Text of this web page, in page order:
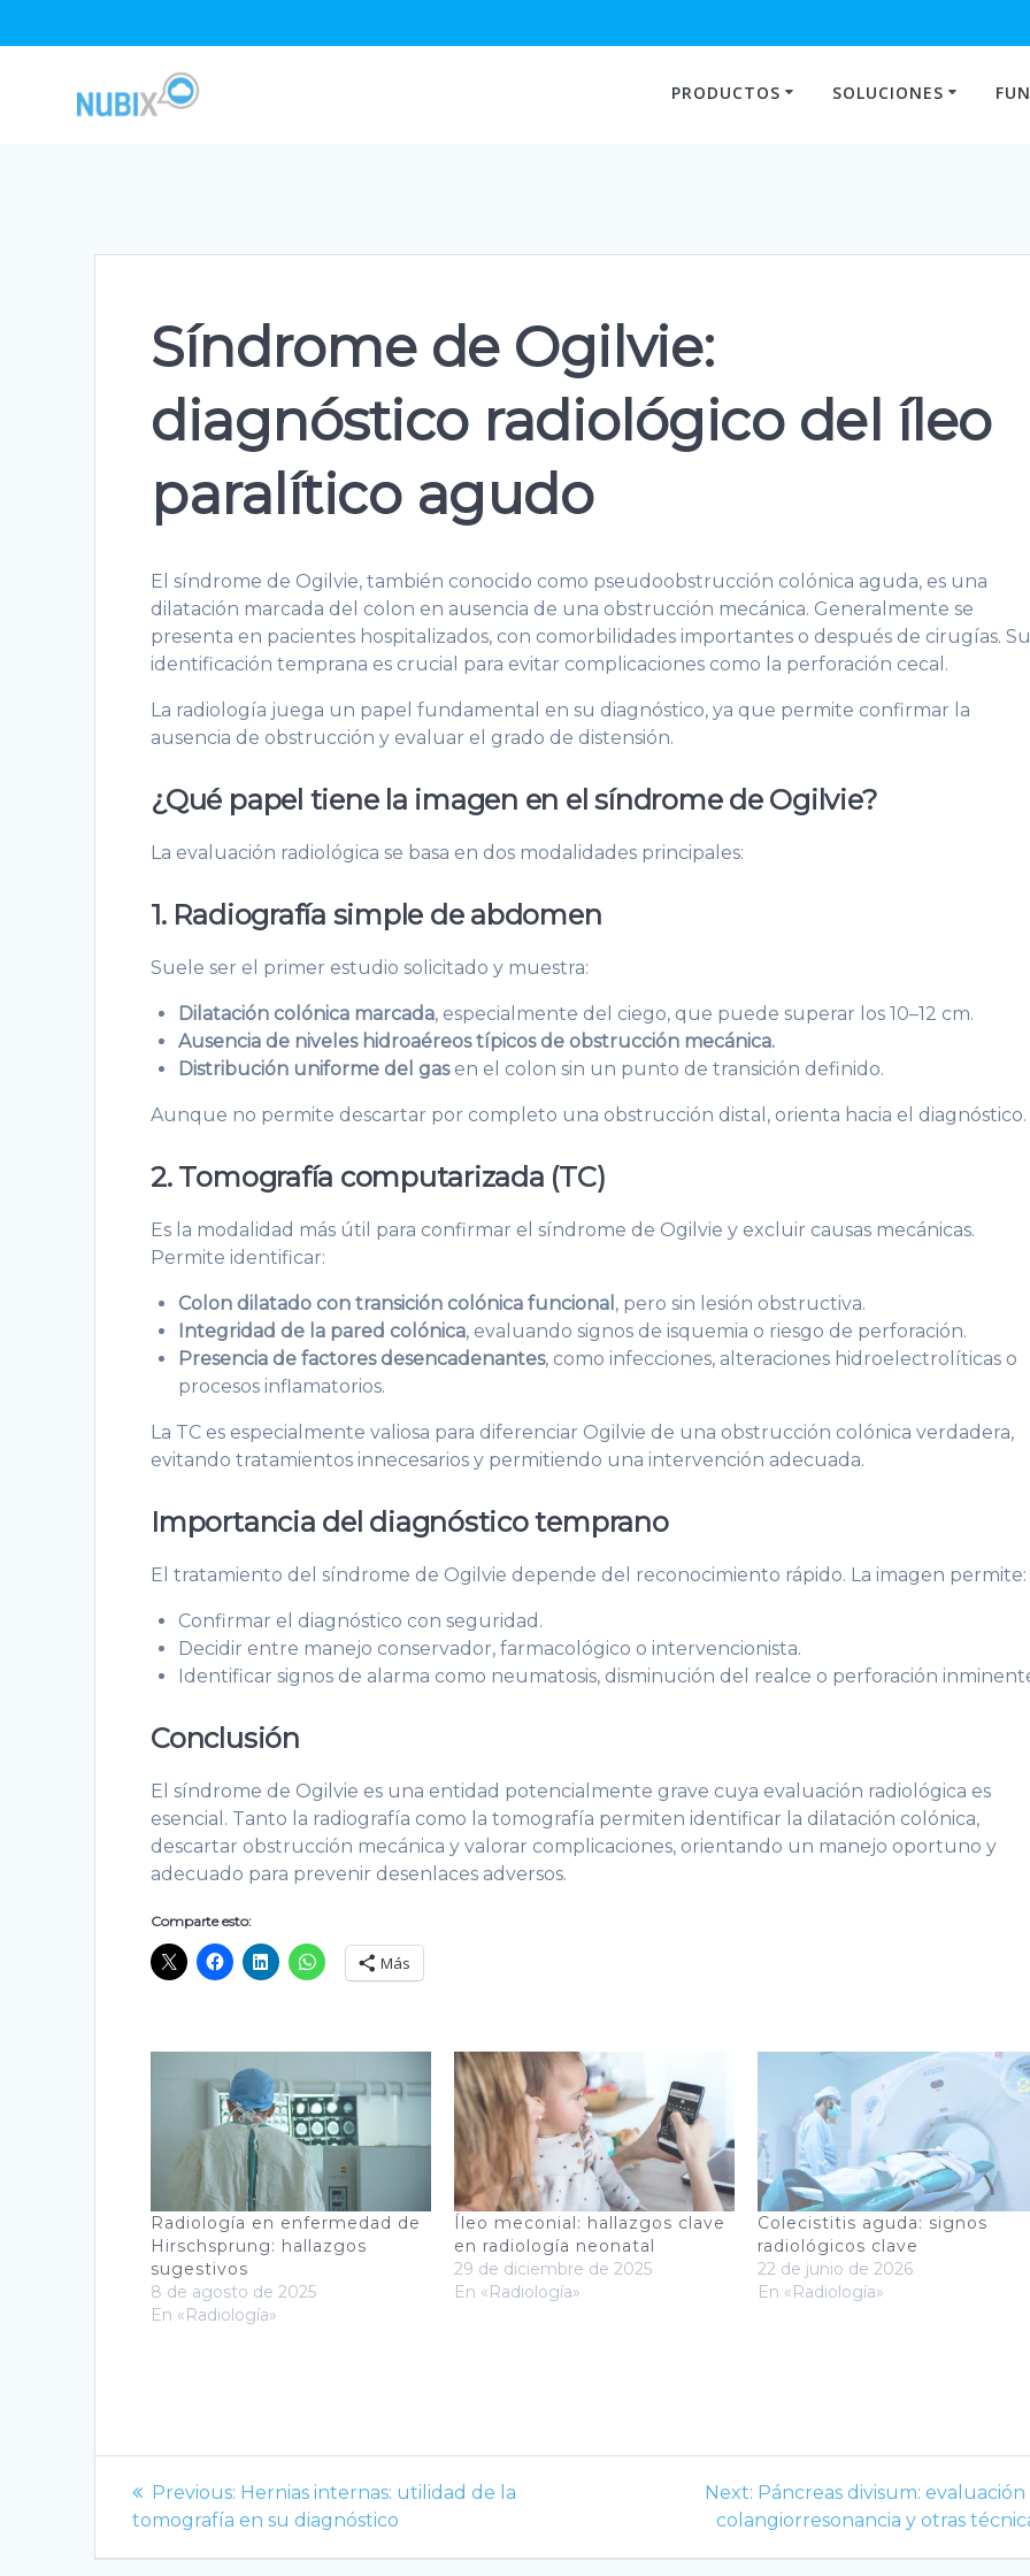
PRODUCTOS
SOLUCIONES
Síndrome de Ogilvie:
diagnóstico radiológico del íleo
paralítico agudo
El síndrome de Ogilvie, también conocido como pseudoobstrucción colónica aguda, es una
dilatación marcada del colon en ausencia de una obstrucción mecánica. Generalmente se
presenta en pacientes hospitalizados, con comorbilidades importantes o después de cirugías.
identificación temprana es crucial para evitar complicaciones como la perforación cecal.
La radiología juega un papel fundamental en su diagnóstico, ya que permite confirmar la
ausencia de obstrucción y evaluar el grado de distensión.
¿Qué papel tiene la imagen en el síndrome de Ogilvie?
La evaluación radiológica se basa en dos modalidades principales:
1. Radiografía simple de abdomen
Suele ser el primer estudio solicitado y muestra:
Dilatación colónica marcada, especialmente del ciego, que puede superar los 10–12 cm.
Ausencia de niveles hidroaéreos típicos de obstrucción mecánica.
Distribución uniforme del gasen el colon sin un punto de transición definido.
Aunque no permite descartar por completo una obstrucción distal, orienta hacia el diagnóstico.
2. Tomografía computarizada (TC)
Es la modalidad más útil para confirmar el síndrome de Ogilvie y excluir causas mecánicas.
Permite identificar:
Colon dilatado con transición colónica funcional , pero sin lesión obstructiva.
Integridad de la pared colónica, evaluando signos de isquemia o riesgo de perforación.
Presencia de factores desencadenantes, como infecciones, alteraciones hidroelectrolíticas o
procesos inflamatorios.
La TC es especialmente valiosa para diferenciar Ogilvie de una obstrucción colónica verdadera,
evitando tratamientos innecesarios y permitiendo una intervención adecuada.
Importancia del diagnóstico temprano
El tratamiento del síndrome de Ogilvie depende del reconocimiento rápido. La imagen permite:
Confirmar el diagnóstico con seguridad.
Decidir entre manejo conservador, farmacológico o intervencionista.
Identificar signos de alarma como neumatosis, disminución del realce o perforación
Conclusión
El síndrome de Ogilvie es una entidad potencialmente grave cuya evaluación radiológica es
esencial. Tanto la radiografía como la tomografía permiten identificar la dilatación colónica,
descartar obstrucción mecánica y valorar complicaciones, orientando un manejo oportuno y
adecuado para prevenir desenlaces adversos.
Comparte esto:
Más
Radiología en enfermedad de
Hirschsprung: hallazgos
sugestivos
8 de agosto de 2025
En «Radiología»
Íleo meconial: hallazgos clave
en radiología neonatal
29 de diciembre de 2025
En «Radiología»
Colecistitis aguda: signos
radiológicos clave
22 de junio de 2026
En «Radiología»
Navegación
de
Previous: Previous
post:
Hernias internas: utilidad de la
tomografía en su diagnóstico
Next: Next
post:
Páncreas divisum:
colangiorresonancia y otras